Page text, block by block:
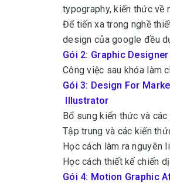
typography, kiến thức về
Để tiến xa trong nghề
design của google đều
Gói 2: Graphic
Công việc sau khóa làm
Gói 3: Design For
Illustrator
Bổ sung kiến thức và
Tập trung và các kiến
Học cách làm ra nguyên
Học cách thiết kế chiến
Gói 4: Motion Graphic